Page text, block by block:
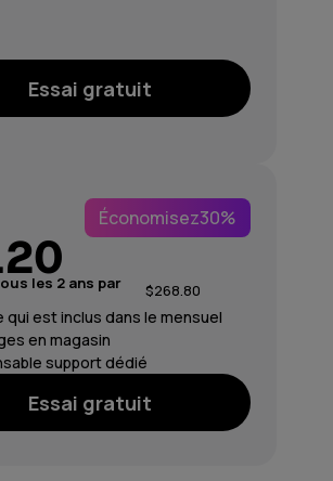
Essai gratuit
Économisez30%
les 2 ans par $268.80
qui est inclus dans le mensuel
en magasin
support dédié
Essai gratuit